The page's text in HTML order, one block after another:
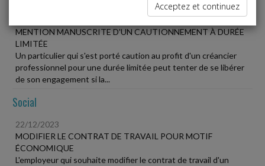
MENTION MANUSCRITE D'UN CAUTIONNEMENT À DURÉE
LIMITÉE
Un particulier qui s'est porté caution au profit d'un créancier
professionnel pour une durée limitée peut tenter de se libérer
de son engagement si la...
Social
22/12/2023
MODIFIER LE CONTRAT DE TRAVAIL POUR MOTIF
ÉCONOMIQUE
L'employeur qui souhaite modifier le contrat de travail d'un
Acceptez et continuez